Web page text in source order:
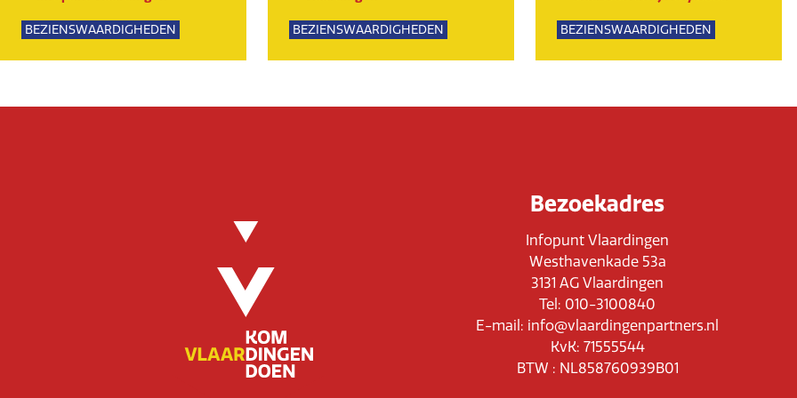
BEZIENSWAARDIGHEDEN
NATUUR
BEZIENSWAARDIGHEDEN
SPORTIEF
GROEPSUITJES
BEZIENSWAARDIGHEDEN
NATUUR
Bezoekadres
Infopunt Vlaardingen
Westhavenkade 53a
3131 AG Vlaardingen
Tel: 010-3100840
E-mail: info@vlaardingenpartners.nl
KvK: 71555544
BTW : NL858760939B01